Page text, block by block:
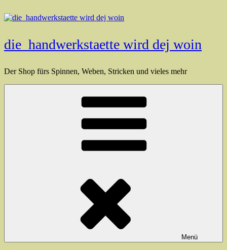
Inhalt
die_handwerkstaette wird dej woin
Der Shop fürs Spinnen, Weben, Stricken und vieles mehr
Menü